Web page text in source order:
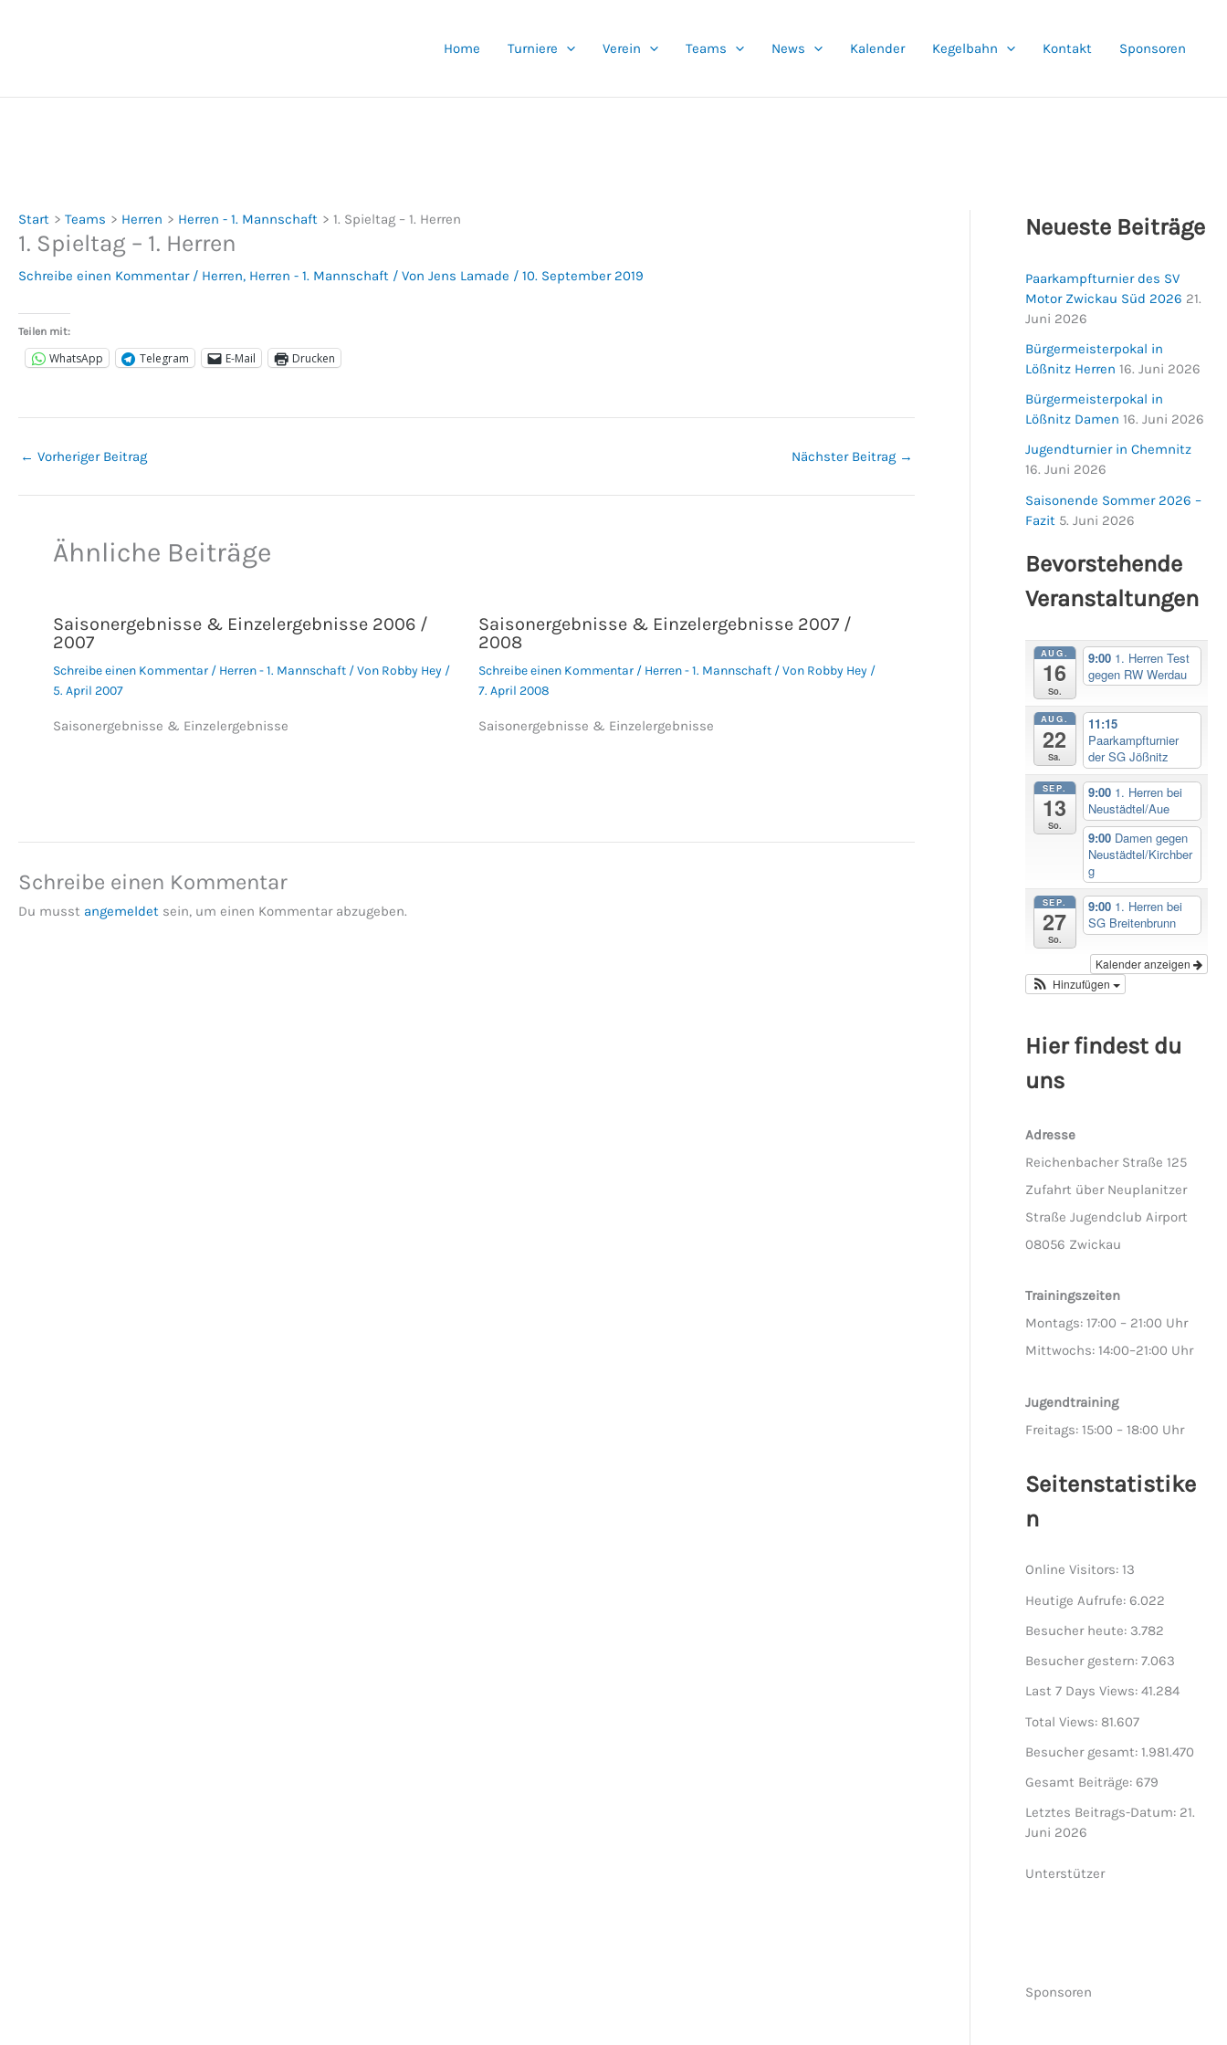
Home Turniere Verein Teams News Kalender Kegelbahn Kontakt Sponsoren
Start Teams Herren Herren - 1. Mannschaft 1. Spieltag – 1. Herren
1. Spieltag – 1. Herren
Schreibe einen Kommentar / Herren, Herren - 1. Mannschaft / Von Jens Lamade / 10. September 2019
Teilen mit:
WhatsApp Telegram E-Mail Drucken
← Vorheriger Beitrag Nächster Beitrag →
Ähnliche Beiträge
Saisonergebnisse & Einzelergebnisse 2006 /
2007
Schreibe einen Kommentar / Herren - 1. Mannschaft/ Von Robby Hey /
5. April 2007
Saisonergebnisse & Einzelergebnisse
Saisonergebnisse & Einzelergebnisse 2007 /
2008
Schreibe einen Kommentar / Herren - 1. Mannschaft/ Von Robby Hey /
7. April 2008
Saisonergebnisse & Einzelergebnisse
Schreibe einen Kommentar
Du musst angemeldet sein, um einen Kommentar abzugeben.
Neueste Beiträge
Paarkampfturnier des SV
Motor Zwickau Süd 2026 21.
Juni 2026
Bürgermeisterpokal in
Lößnitz Herren 16. Juni 2026
Bürgermeisterpokal in
Lößnitz Damen 16. Juni 2026
Jugendturnier in Chemnitz
16. Juni 2026
Saisonende Sommer 2026 –
Fazit 5. Juni 2026
Bevorstehende
Veranstaltungen
AUG.
16
So.
9:00 1. Herren Test
gegen RW Werdau
AUG.
22
Sa.
11:15
Paarkampfturnier
der SG Jößnitz
SEP.
13
So.
9:00 1. Herren bei
Neustädtel/Aue
9:00 Damen gegen
Neustädtel/Kirchber
g
SEP.
27
So.
9:00 1. Herren bei
SG Breitenbrunn
Kalender anzeigen
Hinzufügen
Hier findest du
uns
Adresse
Reichenbacher Straße 125
Zufahrt über Neuplanitzer
Straße Jugendclub Airport
08056 Zwickau
Trainingszeiten
Montags: 17:00 – 21:00 Uhr
Mittwochs: 14:00–21:00 Uhr
Jugendtraining
Freitags: 15:00 – 18:00 Uhr
Seitenstatistike
n
Online Visitors:13
Heutige Aufrufe:6.022
Besucher heute: 3.782
Besucher gestern:7.063
Last 7 Days Views:41.284
Total Views: 81.607
Besucher gesamt:1.981.470
Gesamt Beiträge:679
Letztes Beitrags-Datum: 21.
Juni 2026
Unterstützer
Sponsoren